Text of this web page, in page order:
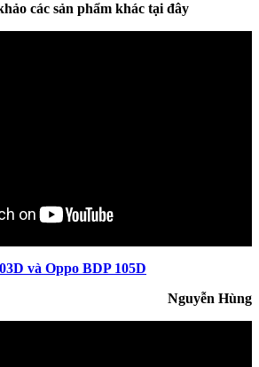
các sản phẩm khác tại đây
và Oppo BDP 105D
Nguyễn Hùng